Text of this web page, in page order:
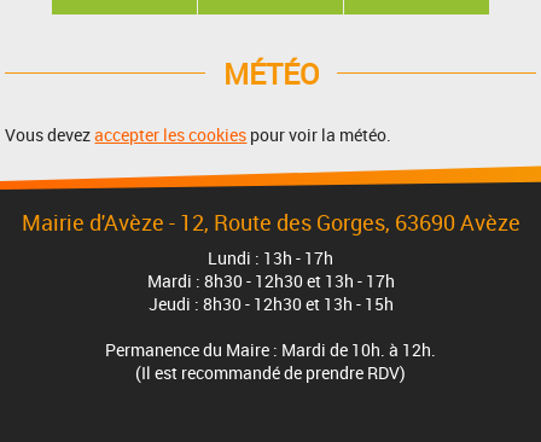
MÉTÉO
Vous devezaccepter les cookies pour voir la météo.
Mairie d'Avèze - 12, Route des Gorges, 63690 Avèze
Lundi : 13h - 17h
Mardi : 8h30 - 12h30 et 13h - 17h
Jeudi : 8h30 - 12h30 et 13h - 15h
Permanence du Maire : Mardi de 10h. à 12h.
(Il est recommandé de prendre RDV)